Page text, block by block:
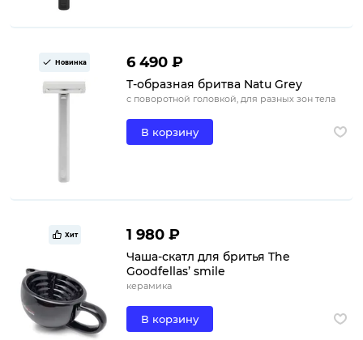
Новинка 6 490 ₽
Т-образная бритва Natu Grey
с поворотной головкой, для разных зон тела
В корзину
Хит 1 980 ₽
Чаша-скатл для бритья The
Goodfellas’ smile
керамика
В корзину